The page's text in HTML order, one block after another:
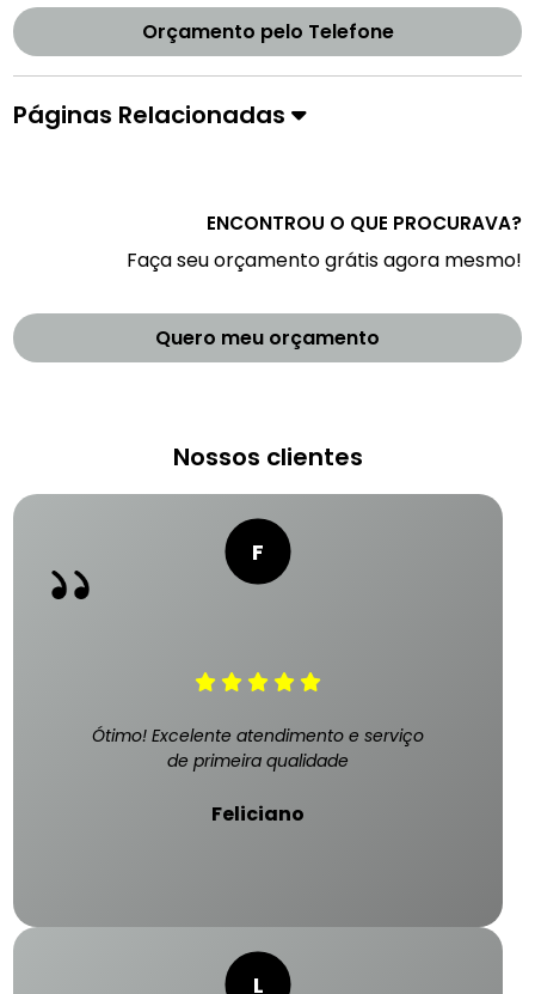
Orçamento pelo Telefone
Páginas Relacionadas
ENCONTROU O QUE PROCURAVA?
Faça seu orçamento grátis agora mesmo!
Quero meu orçamento
Nossos clientes
Ótimo! Excelente atendimento e serviço
de primeira qualidade
Feliciano